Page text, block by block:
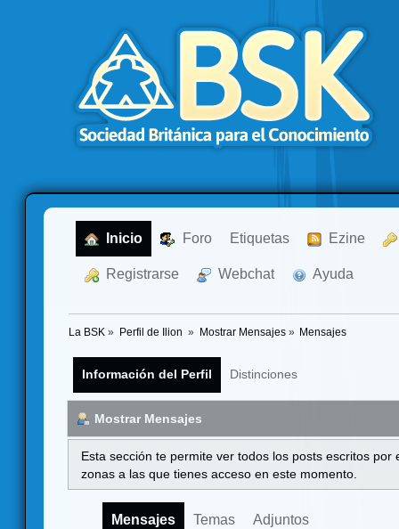
Inicio Foro Etiquetas Ezine
Registrarse Webchat Ayuda
La BSK » Perfil de Ilion » Mostrar Mensajes» Mensajes
Información del Perfil Distinciones
Mostrar Mensajes
Esta sección te permite ver todos los posts escritos
zonas a las que tienes acceso en este momento.
Mensajes Temas Adjuntos